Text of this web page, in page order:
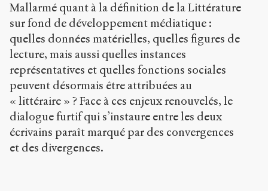
Mallarmé quant à la définition de la Littérature
sur fond de développement médiatique :
quelles données matérielles, quelles figures de
lecture, mais aussi quelles instances
représentatives et quelles fonctions sociales
peuvent désormais être attribuées au
« littéraire » ? Face à ces enjeux renouvelés, le
dialogue furtif qui s’instaure entre les deux
écrivains paraît marqué par des convergences
et des divergences.